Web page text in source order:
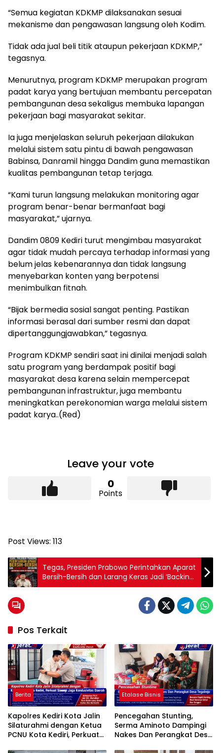
“Semua kegiatan KDKMP dilaksanakan sesuai
mekanisme dan pengawasan langsung oleh Kodim.
Tidak ada jual beli titik ataupun pekerjaan KDKMP,”
tegasnya.
Menurutnya, program KDKMP merupakan program
padat karya yang bertujuan membantu percepatan
pembangunan desa sekaligus membuka lapangan
pekerjaan bagi masyarakat sekitar.
Ia juga menjelaskan seluruh pekerjaan dilakukan
melalui sistem satu pintu di bawah pengawasan
Babinsa, Danramil hingga Dandim guna memastikan
kualitas pembangunan tetap terjaga.
“Kami turun langsung melakukan monitoring agar
program benar-benar bermanfaat bagi
masyarakat,” ujarnya.
Dandim 0809 Kediri turut mengimbau masyarakat
agar tidak mudah percaya terhadap informasi yang
belum jelas kebenarannya dan tidak langsung
menyebarkan konten yang berpotensi
menimbulkan fitnah.
“Bijak bermedia sosial sangat penting. Pastikan
informasi berasal dari sumber resmi dan dapat
dipertanggungjawabkan,” tegasnya.
Program KDKMP sendiri saat ini dinilai menjadi salah
satu program yang berdampak positif bagi
masyarakat desa karena selain mempercepat
pembangunan infrastruktur, juga membantu
meningkatkan perekonomian warga melalui sistem
padat karya..(Red)
Leave your vote
0
Points
Post Views: 113
Tegas, Presiden Prabowo Perintahkan Aparat
Bersih-Bersih dan Larang Keras Jadi ‘Backing’
Aktivitas Ilegal
Pos Terkait
Berita
Kapolres Kediri Kota Jalin
Silaturahmi dengan Ketua
PCNU Kota Kediri, Perkuat
Etalase Bisnis
Pencegahan Stunting,
Serma Aminoto Dampingi
Nakes Dan Perangkat Desa